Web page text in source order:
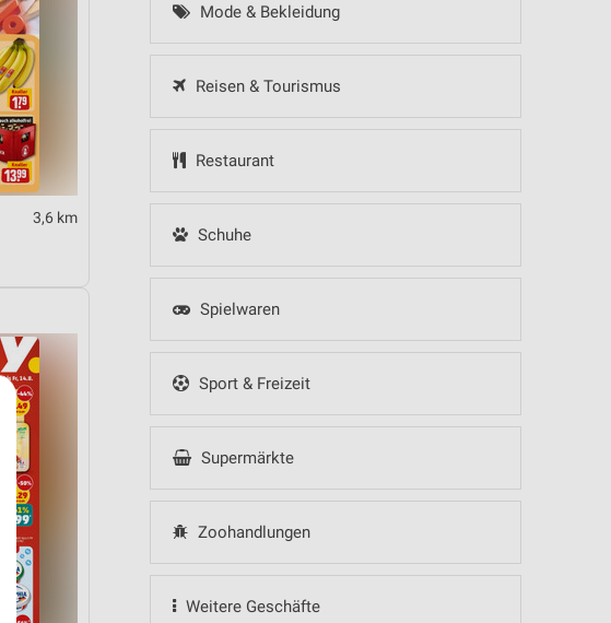
Mode & Bekleidung
Reisen & Tourismus
Restaurant
Schuhe
Spielwaren
Sport & Freizeit
Supermärkte
Zoohandlungen
Weitere Geschäfte
3,6 km